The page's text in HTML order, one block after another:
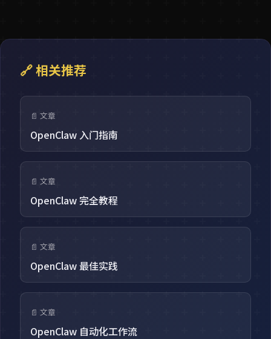
🔗 相关推荐
📄 文章
OpenClaw 入门指南
📄 文章
OpenClaw 完全教程
📄 文章
OpenClaw 最佳实践
📄 文章
OpenClaw 自动化工作流